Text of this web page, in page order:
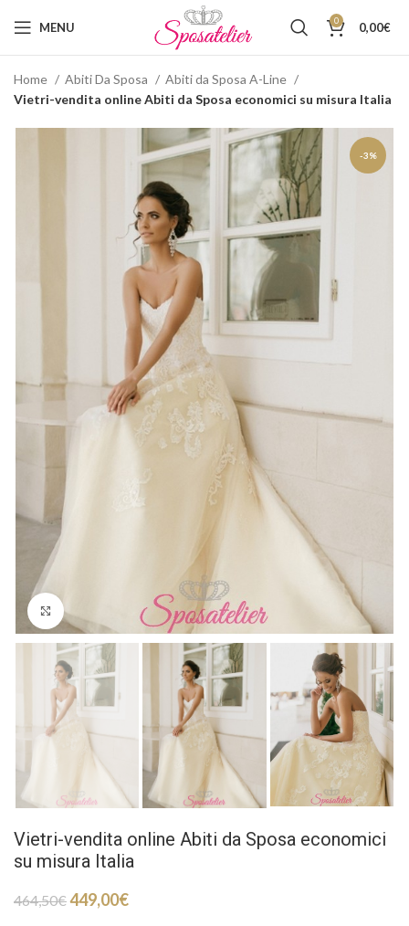
MENU 0 0,00€
Home Abiti Da Sposa
Abiti da Sposa A-Line
Vietri-vendita online Abiti da Sposa economici su misura Italia
-3%
Click to enlarge
Vietri-vendita online Abiti da Sposa economici
su misura Italia
464,50€449,00€